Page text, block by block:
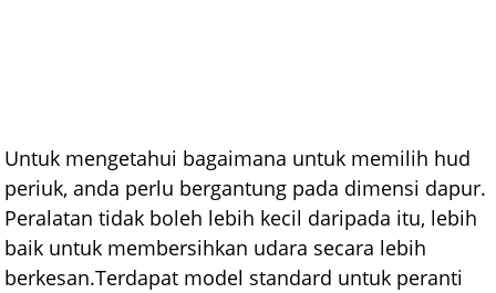
Untuk mengetahui bagaimana untuk memilih hud
periuk, anda perlu bergantung pada dimensi dapur.
Peralatan tidak boleh lebih kecil daripada itu, lebih
baik untuk membersihkan udara secara lebih
berkesan.Terdapat model standard untuk peranti